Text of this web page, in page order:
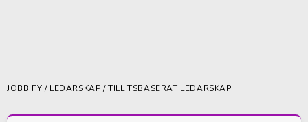
JOBBIFY / LEDARSKAP / TILLITSBASERAT LEDARSKAP